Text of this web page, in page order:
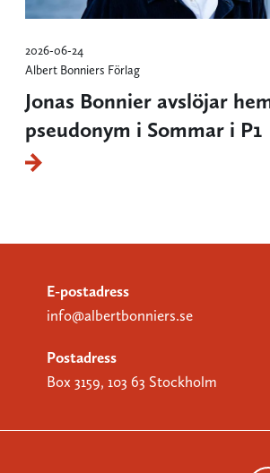
2026-06-24
Albert Bonniers Förlag
Jonas Bonnier avslöjar
pseudonym i Sommar i P1
E-postadress
info@albertbonniers.se
Postadress
Box 3159, 103 63 Stockholm